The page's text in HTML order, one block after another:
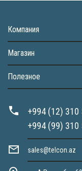
Компания
Магазин
Полезное
+994 (12) 310
+994 (99) 310
sales@telcon.az